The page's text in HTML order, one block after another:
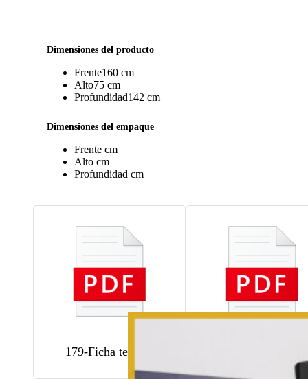
Dimensiones del producto
Frente160 cm
Alto75 cm
Profundidad142 cm
Dimensiones del empaque
Frente cm
Alto cm
Profundidad cm
179-Ficha tecnica